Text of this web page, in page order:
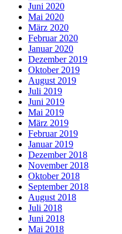
Juni 2020
Mai 2020
März 2020
Februar 2020
Januar 2020
Dezember 2019
Oktober 2019
August 2019
Juli 2019
Juni 2019
Mai 2019
März 2019
Februar 2019
Januar 2019
Dezember 2018
November 2018
Oktober 2018
September 2018
August 2018
Juli 2018
Juni 2018
Mai 2018